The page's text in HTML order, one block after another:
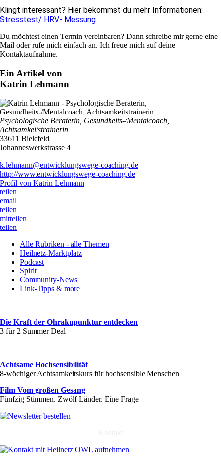
Stresstest/ HRV- Messung
Du möchtest einen Termin vereinbaren? Dann schreibe mir gerne eine
Mail oder rufe mich einfach an. Ich freue mich auf deine
Kontaktaufnahme.
Ein Artikel von
Katrin Lehmann
Psychologische Beraterin, Gesundheits-/Mentalcoach,
Achtsamkeitstrainerin
33611 Bielefeld
Johanneswerkstrasse 4
k.lehmann@entwicklungswege-coaching.de
http://www.entwicklungswege-coaching.de
Profil von Katrin Lehmann
teilen
email
teilen
mitteilen
teilen
Alle Rubriken - alle Themen
Heilnetz-Marktplatz
Podcast
Spirit
Community-News
Link-Tipps & more
Die Kraft der Ohrakupunktur entdecken
3 für 2 Summer Deal
Achtsame Hochsensibilität
8-wöchiger Achtsamkeitskurs für hochsensible Menschen
Film Vom großen Gesang
Fünfzig Stimmen. Zwölf Länder. Eine Frage